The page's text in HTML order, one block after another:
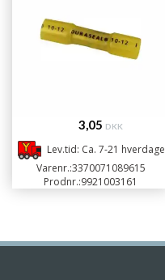
3,05 DKK
Lev.tid: Ca. 7-21 hverdage
Varenr.:3370071089615
Prodnr.:9921003161